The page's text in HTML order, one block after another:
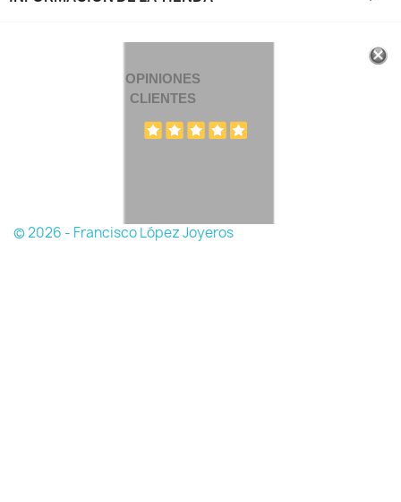
OPINIONES
CLIENTES
© 2026 - Francisco López Joyeros